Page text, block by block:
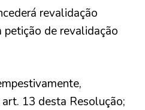
revalidação
de revalidação
13 desta Resolução;